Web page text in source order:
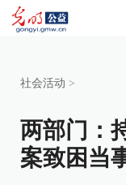
社会活动 >
两部门：
案致困当